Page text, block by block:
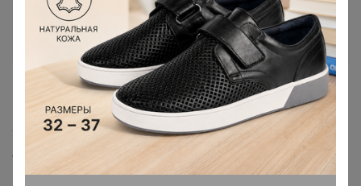
Великий магистр
15 октября, 2019 10:40
Уважаемый организатор! Вы вообще планируете
отвечать на форуме закупок. С 29.09 ни ответа ни
привета, что за неуважение к участникам СП!?